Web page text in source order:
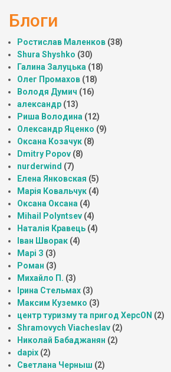
Блоги
Ростислав Маленков (38)
Shura Shyshko (30)
Галина Залуцька (18)
Олег Промахов (18)
Володя Думич (16)
александр (13)
Риша Володина (12)
Олександр Яценко (9)
Оксана Козачук (8)
Dmitry Popov (8)
nurderwind (7)
Елена Янковская (5)
Марія Ковальчук (4)
Оксана Оксана (4)
Mihail Polyntsev (4)
Наталія Кравець (4)
Іван Шворак (4)
Марі З (3)
Роман (3)
Михайло П. (3)
Ірина Стельмах (3)
Максим Куземко (3)
центр туризму та пригод ХерсON (2)
Shramovych Viacheslav (2)
Николай Бабаджанян (2)
dapix (2)
Светлана Черныш (2)